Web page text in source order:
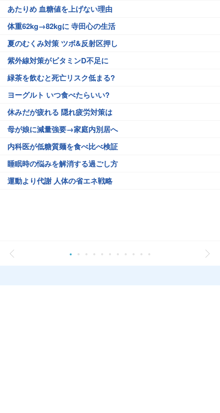
あたりめ 血糖値を上げない理由
体重62kg→82kgに 寺田心の生活
夏のむくみ対策 ツボ&反射区押し
紫外線対策がビタミンD不足に
緑茶を飲むと死亡リスク低まる?
ヨーグルト いつ食べたらいい?
休みだが疲れる 隠れ疲労対策は
母が娘に減量強要→家庭内別居へ
内科医が低糖質麺を食べ比べ検証
睡眠時の悩みを解消する過ごし方
運動より代謝 人体の省エネ戦略